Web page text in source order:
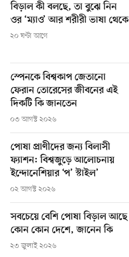
বিড়াল কী বলছে, তা বুঝে নিন
ওর ‘ম্যাও’ আর শরীরী ভাষা থেকে
২০ ঘণ্টা আগে
স্পেনকে বিশ্বকাপ জেতানো
ফেরান তোরেসের জীবনের এই
দিকটি কি জানতেন
০৩ আগস্ট ২০২৬
পোষা প্রাণীদের জন্য বিলাসী
ফ্যাশন: বিশ্বজুড়ে আলোচনায়
ইন্দোনেশিয়ার ‘প’ স্টাইল’
০২ আগস্ট ২০২৬
সবচেয়ে বেশি পোষা বিড়াল আছে
কোন কোন দেশে, জানেন কি
২৩ জুলাই ২০২৬